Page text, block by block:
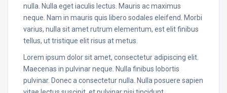
nulla. Nulla eget iaculis lectus. Mauris ac maximus
neque. Nam in mauris quis libero sodales eleifend. Morbi
varius, nulla sit amet rutrum elementum, est elit finibus
tellus, ut tristique elit risus at metus.
Lorem ipsum dolor sit amet, consectetur adipiscing elit.
Maecenas in pulvinar neque. Nulla finibus lobortis
pulvinar. Donec a consectetur nulla. Nulla posuere sapien